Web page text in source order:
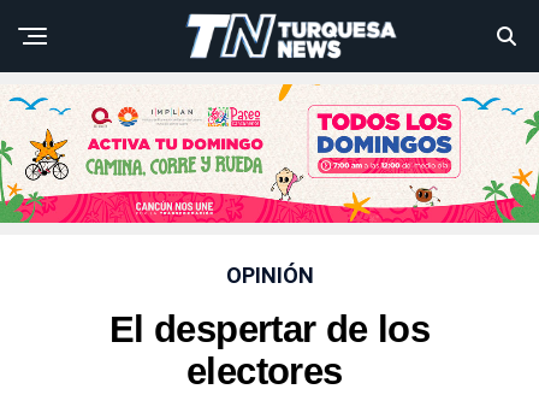
OPINIÓN
El despertar de los
electores